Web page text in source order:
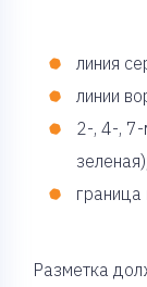
линия
линии
2-, 4-, 7-
зеленая);
граница
Разметка